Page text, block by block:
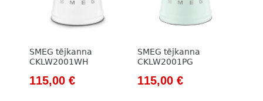
SMEG tējkanna
CKLW2001WH
Original
115,00 €Current
SMEG tējkanna
CKLW2001PG
Original
115,00 €Current